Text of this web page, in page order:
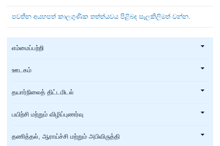
පවතින අයහපත් කාලගුණික තත්ත්යවය පිළිබද සැලකිලිමත් වන්න.
எம்மைப்பற்றி
ஊடகம்
தயார்நிலைத் திட்டமிடல்
பயிற்சி மற்றும் விழிப்புணர்வு
தணித்தல், ஆராய்ச்சி மற்றும் அபிவிருத்தி